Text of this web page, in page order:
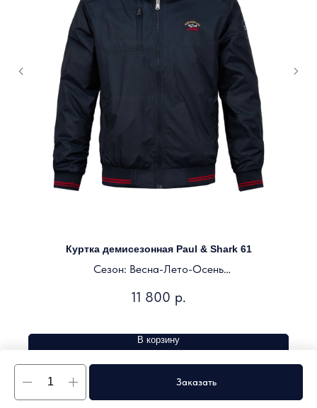
Заказать
Куртка демисезонная Paul & Shark 61
Сезон: Весна-Лето-Осень
11 800 р.
В корзину